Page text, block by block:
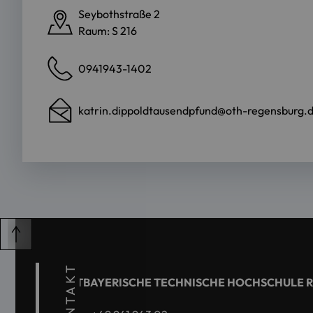
Seybothstraße 2
Raum: S 216
0941943-1402
katrin.dippoldtausendpfund@oth-
OSTBAYERISCHE TECHNISCHE HOCHSCHULE